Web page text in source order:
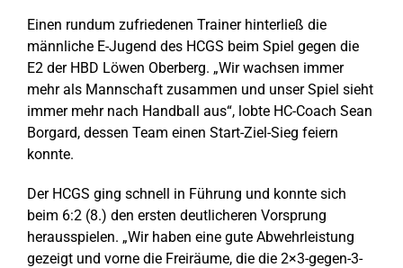
Einen rundum zufriedenen Trainer hinterließ die
männliche E-Jugend des HCGS beim Spiel gegen die
E2 der HBD Löwen Oberberg. „Wir wachsen immer
mehr als Mannschaft zusammen und unser Spiel sieht
immer mehr nach Handball aus“, lobte HC-Coach Sean
Borgard, dessen Team einen Start-Ziel-Sieg feiern
konnte.
Der HCGS ging schnell in Führung und konnte sich
beim 6:2 (8.) den ersten deutlicheren Vorsprung
herausspielen. „Wir haben eine gute Abwehrleistung
gezeigt und vorne die Freiräume, die die 2×3-gegen-3-